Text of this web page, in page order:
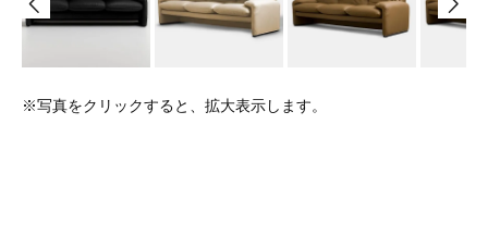
※写真をクリックすると、拡大表示します。